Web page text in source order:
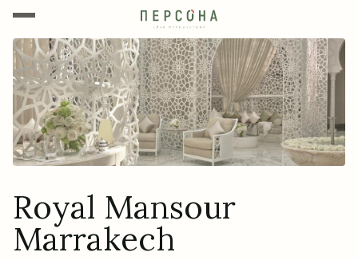
Royal Mansour
Marrakech